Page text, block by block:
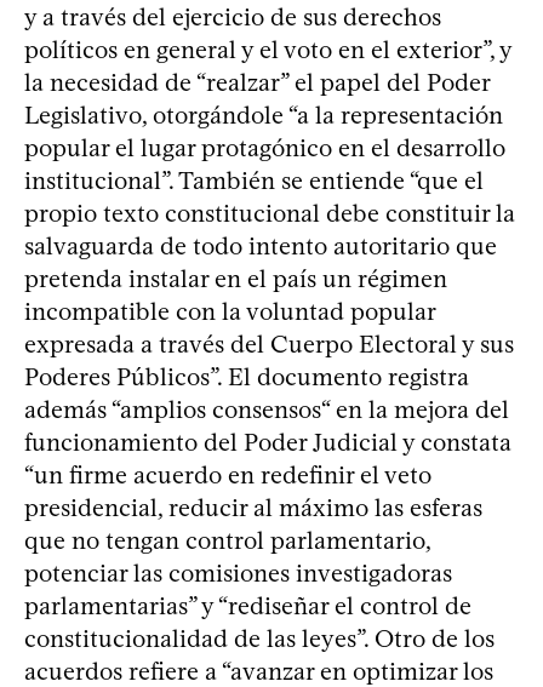
y a través del ejercicio de sus derechos
políticos en general y el voto en el exterior”, y
la necesidad de “realzar” el papel del Poder
Legislativo, otorgándole “a la representación
popular el lugar protagónico en el desarrollo
institucional”. También se entiende “que el
propio texto constitucional debe constituir la
salvaguarda de todo intento autoritario que
pretenda instalar en el país un régimen
incompatible con la voluntad popular
expresada a través del Cuerpo Electoral y sus
Poderes Públicos”. El documento registra
además “amplios consensos“ en la mejora del
funcionamiento del Poder Judicial y constata
“un firme acuerdo en redefinir el veto
presidencial, reducir al máximo las esferas
que no tengan control parlamentario,
potenciar las comisiones investigadoras
parlamentarias” y “rediseñar el control de
constitucionalidad de las leyes”. Otro de los
acuerdos refiere a “avanzar en optimizar los